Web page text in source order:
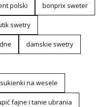
polski bonprix sweter
swetry
damskie swetry
na wesele
fajne i tanie ubrania